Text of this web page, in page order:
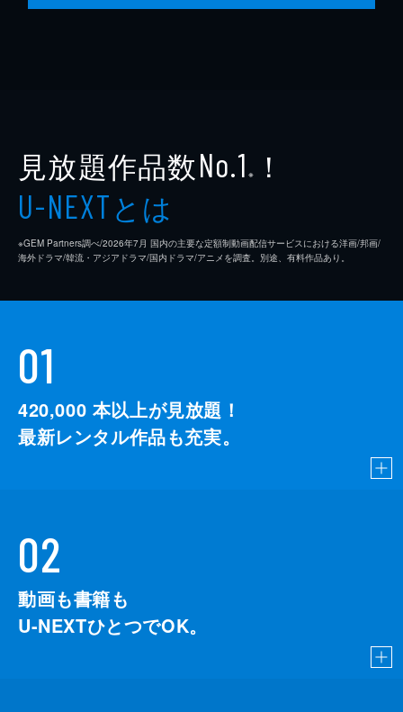
見放題作品数No.1 ※ ！
U-NEXTとは
※GEM Partners調べ/2026年7⽉ 国内の主要な定額制動画配信サービスにおける洋画/邦画/
海外ドラマ/韓流・アジアドラマ/国内ドラマ/アニメを調査。別途、有料作品あり。
01
420,000 本以上が見放題！
最新レンタル作品も充実。
02
動画も書籍も
U-NEXTひとつでOK。